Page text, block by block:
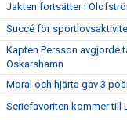
Jakten fortsätter i
Succé för
Kapten Persson avgjorde
Oskarshamn
Moral och hjärta gav 3
Seriefavoriten kommer till